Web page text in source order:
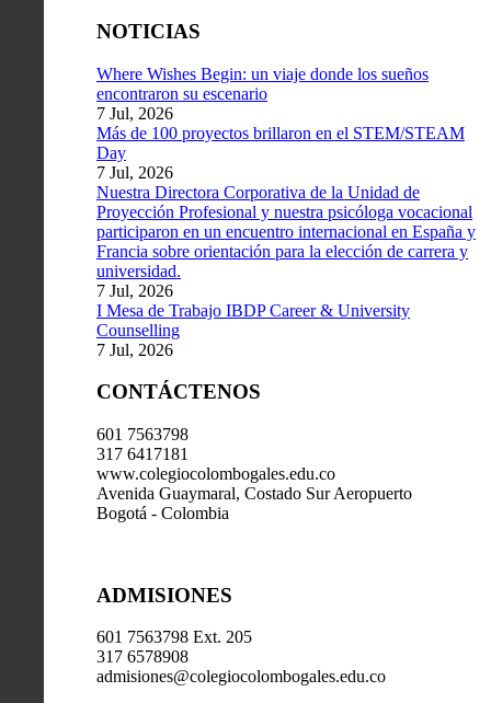
NOTICIAS
Where Wishes Begin: un viaje donde los sueños
encontraron su escenario
7 Jul, 2026
Más de 100 proyectos brillaron en el STEM/STEAM
Day
7 Jul, 2026
Nuestra Directora Corporativa de la Unidad de
Proyección Profesional y nuestra psicóloga vocacional
participaron en un encuentro internacional en España y
Francia sobre orientación para la elección de carrera y
universidad.
7 Jul, 2026
I Mesa de Trabajo IBDP Career & University
Counselling
7 Jul, 2026
CONTÁCTENOS
601 7563798
317 6417181
www.colegiocolombogales.edu.co
Avenida Guaymaral, Costado Sur Aeropuerto
Bogotá - Colombia
ADMISIONES
601 7563798 Ext. 205
317 6578908
admisiones@colegiocolombogales.edu.co